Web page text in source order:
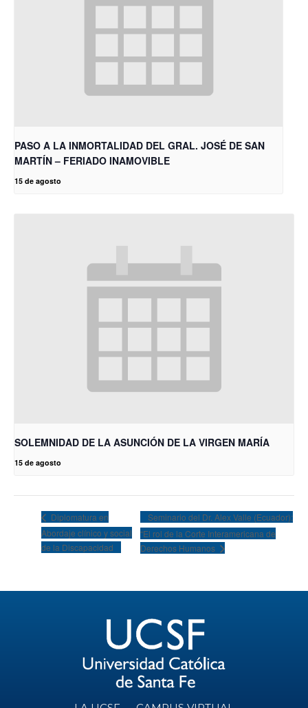
PASO A LA INMORTALIDAD DEL GRAL. JOSÉ DE SAN
MARTÍN – FERIADO INAMOVIBLE
15 de agosto
SOLEMNIDAD DE LA ASUNCIÓN DE LA VIRGEN MARÍA
15 de agosto
Diplomatura en
Abordaje clínico y social
de la Discapacidad
Seminario del Dr. Alex Valle (Ecuador):
“El rol de la Corte Interamericana de
Derechos Humanos